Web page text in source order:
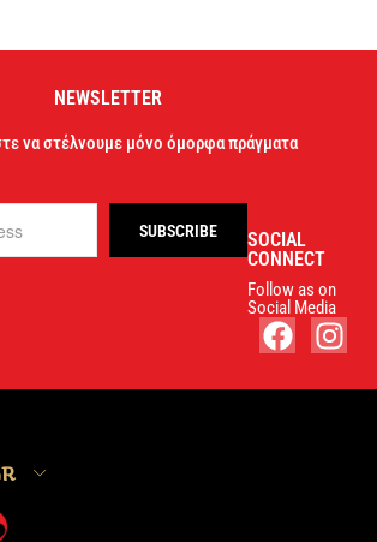
NEWSLETTER
να στέλνουμε μόνο όμορφα πράγματα
SOCIAL
CONNECT
Follow as on
Social Media